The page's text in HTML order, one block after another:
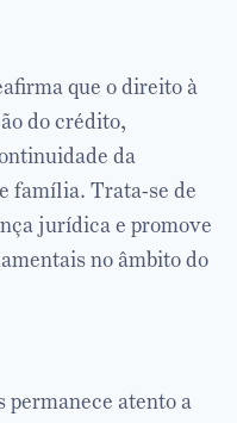
que o direito à
do crédito,
da
família. Trata-se de
jurídica e promove
no âmbito do
permanece atento a